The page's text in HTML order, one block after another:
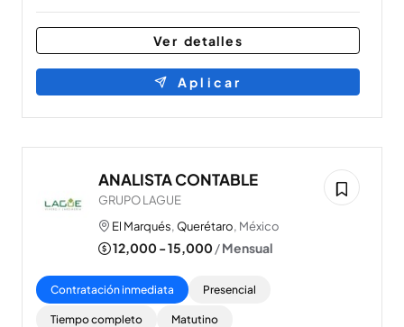
Ver detalles
Aplicar
ANALISTA CONTABLE
GRUPO LAGUE
El Marqués, Querétaro, México
12,000 - 15,000/Mensual
Contratación inmediata Presencial
Tiempo completo Matutino